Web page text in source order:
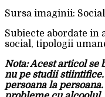
Sursa imaginii:
Subiecte abordate
social, tipologii
Nota: Acest articol se
nu pe studii
persoana la